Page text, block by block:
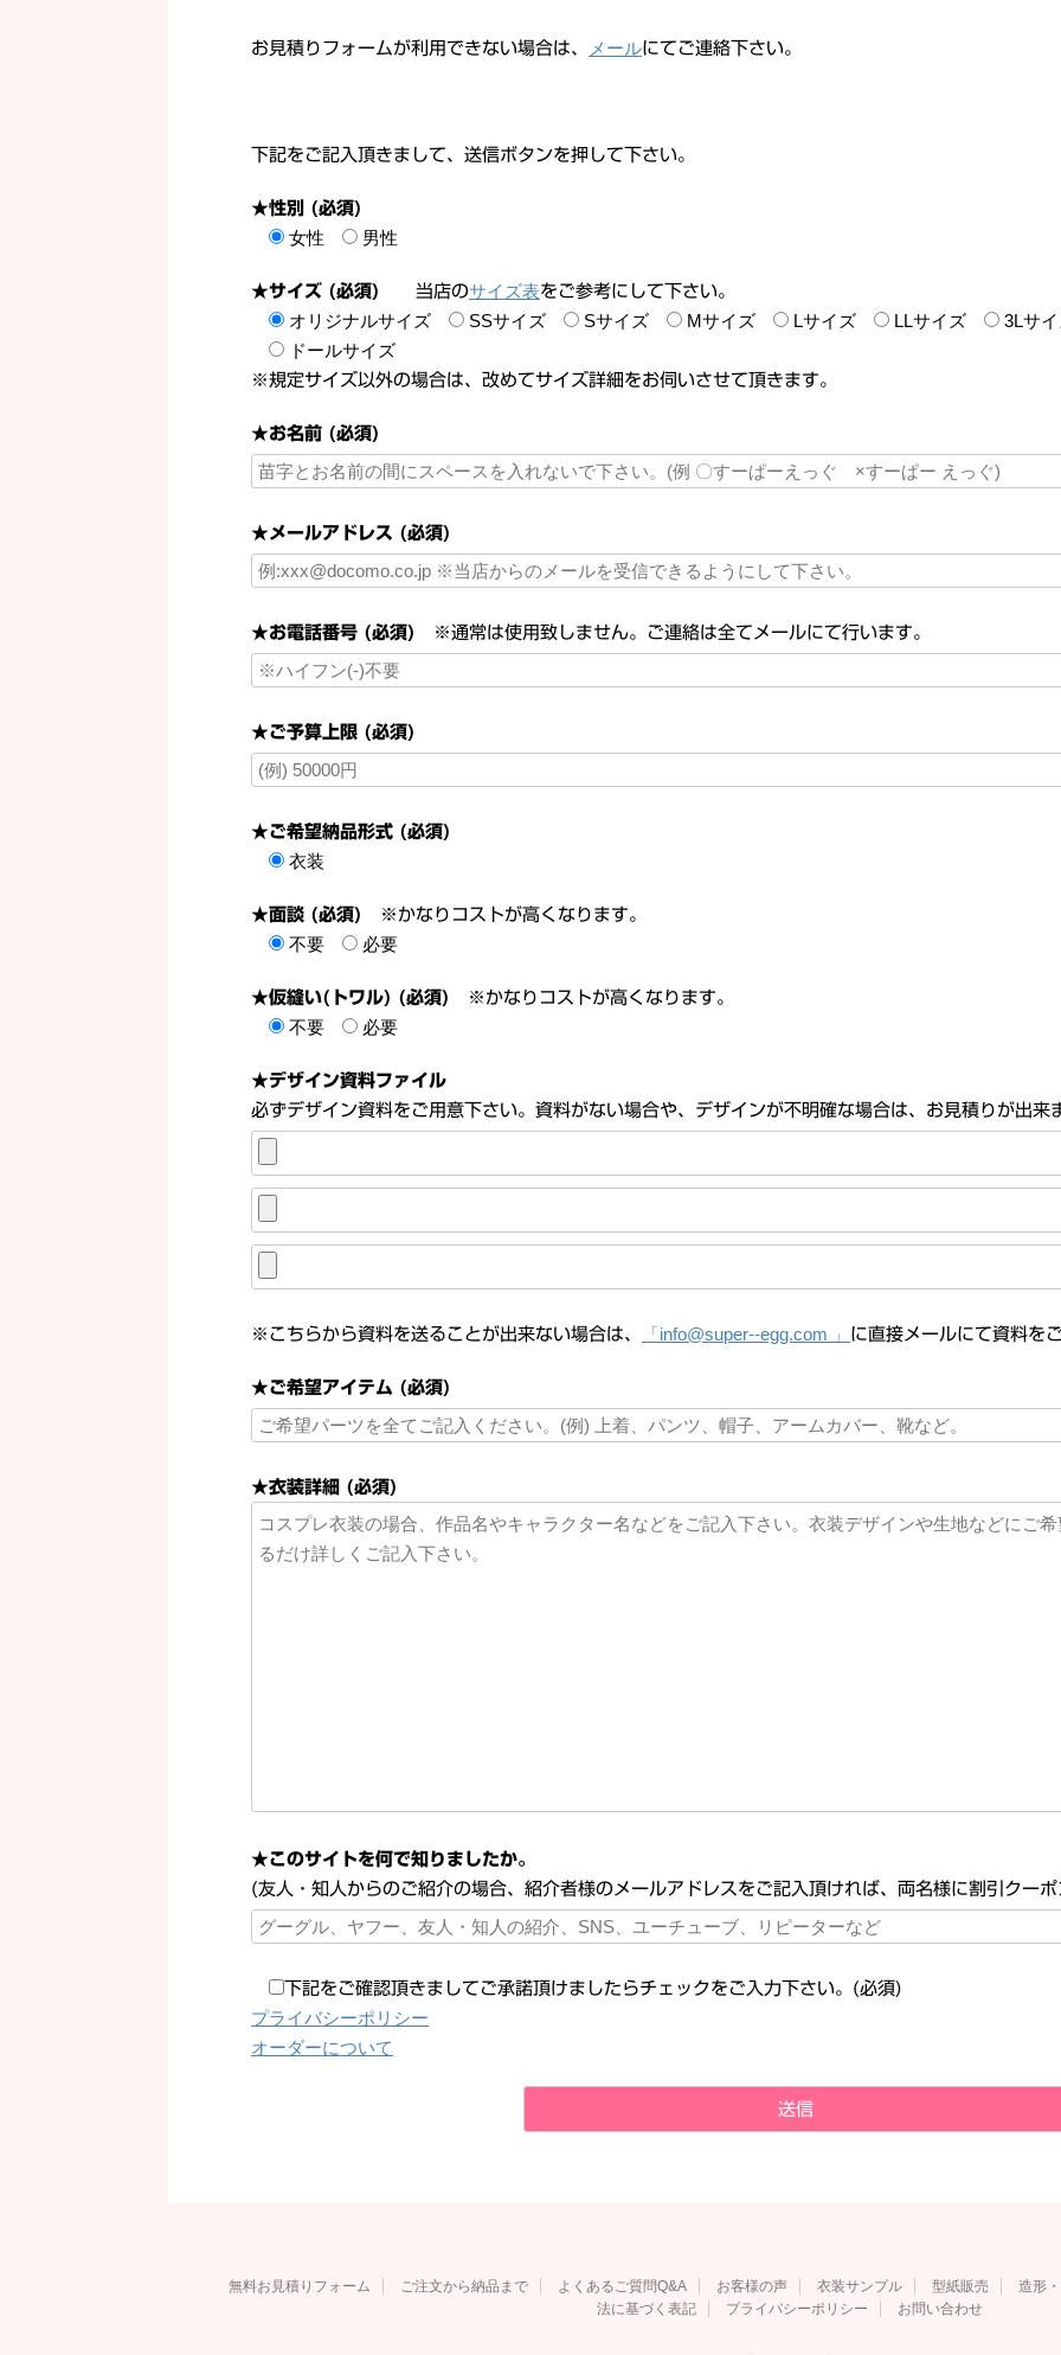
お見積りフォームが利用できない場合は、 メールにてご連絡下さい。
下記をご記入頂きまして、送信ボタンを押して下さい。
★性別 (必須)
女性 男性
★サイズ (必須) 当店のサイズ表をご参考にして下さい。
オリジナルサイズ SSサイズ Sサイズ Mサイズ Lサイズ LLサイズ
3Lサ
ドールサイズ
※規定サイズ以外の場合は、改めてサイズ詳細をお伺いさせて頂きます。
★お名前 (必須)
★メールアドレス (必須)
★お電話番号 (必須) ※通常は使用致しません。ご連絡は全てメールにて行います。
★ご予算上限 (必須)
★ご希望納品形式 (必須)
衣装
★面談 (必須) ※かなりコストが高くなります。
不要 必要
★仮縫い(トワル) (必須) ※かなりコストが高くなります。
不要 必要
★デザイン資料ファイル
必ずデザイン資料をご用意下さい。資料がない場合や、デザインが不明確な場合は、お見積りが出来
※こちらから資料を送ることが出来ない場合は、 「info@super--egg.com 」 に直接メールにて資料を
★ご希望アイテム (必須)
★衣装詳細 (必須)
★このサイトを何で知りましたか。
(友人・知人からのご紹介の場合、紹介者様のメールアドレスをご記入頂ければ、両名様に割引クー
下記をご確認頂きましてご承諾頂けましたらチェックをご入力下さい。(必須)
プライバシーポリシー
オーダーについて
無料お見積りフォーム ご注文から納品まで よくあるご質問Q&A お客様の声 衣装サンプル 型紙販売
造形
法に基づく表記
プライバシーポリシー お問い合わせ